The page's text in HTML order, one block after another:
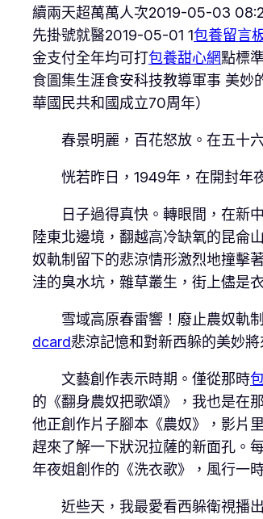
續兩天超萬萬人次2019-05-03
先掛號就醫2019-05-01 1包養留言
金支付全年均可打包養甜心網點標
食圖集生涯食安科技教導軍事 美妙
華國民共和國成立70周年）
春景明麗，百花怒放。在五十
恍若昨日，1949年，在開封年夜
日子過得真快。轉眼間，在新中
陸東北邊境，翻越高冷缺氧的昆侖
奴軌制留下的悲涼情形激烈地撞擊
洼的臭水坑，雜草叢生，街上儘是
雪域高原春雷響！廢止農奴軌制
dcard悲涼記憶和對新西躲的美妙
文藝創作表示時期。僅從那時
的《翻身農奴把歌頌》，我也是在
他正創作片子腳本《農奴》，影片
趕來了解一下狀況拉薩的新面孔。
年夜姐創作的《洗衣歌》，風行一
近些天，我最愛看西躲衛視播出